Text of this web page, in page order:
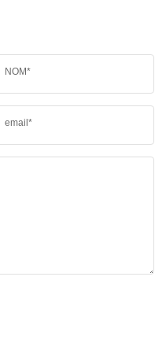
NOM*
email*